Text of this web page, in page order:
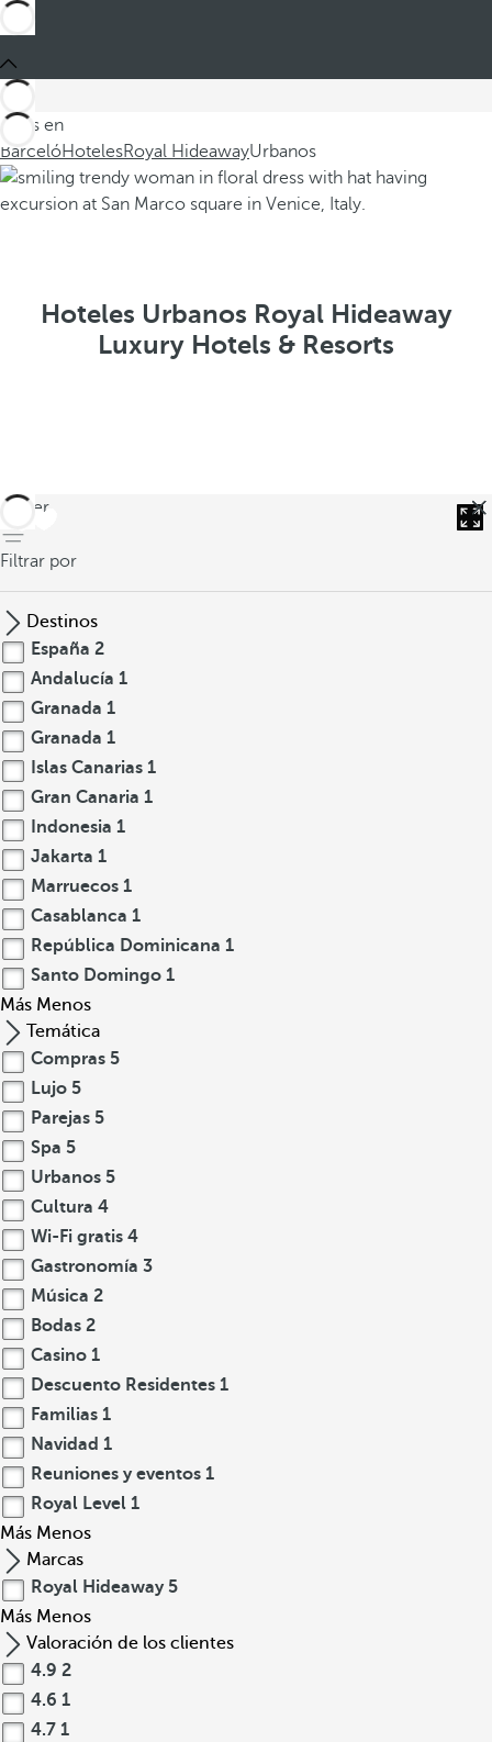
Estás en
BarcelóHotelesRoyal HideawayUrbanos
Hoteles Urbanos Royal Hideaway
Luxury Hotels & Resorts
volver
Filtrar por
Destinos
España 2
Andalucía 1
Granada 1
Granada 1
Islas Canarias 1
Gran Canaria 1
Indonesia 1
Jakarta 1
Marruecos 1
Casablanca 1
República Dominicana 1
Santo Domingo 1
Más Menos
Temática
Compras 5
Lujo 5
Parejas 5
Spa 5
Urbanos 5
Cultura 4
Wi-Fi gratis 4
Gastronomía 3
Música 2
Bodas 2
Casino 1
Descuento Residentes 1
Familias 1
Navidad 1
Reuniones y eventos 1
Royal Level 1
Más Menos
Marcas
Royal Hideaway 5
Más Menos
Valoración de los clientes
4.9 2
4.6 1
4.7 1